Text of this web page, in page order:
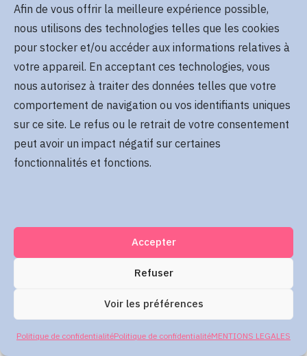
Afin de vous offrir la meilleure expérience possible,
nous utilisons des technologies telles que les cookies
pour stocker et/ou accéder aux informations relatives à
votre appareil. En acceptant ces technologies, vous
nous autorisez à traiter des données telles que votre
comportement de navigation ou vos identifiants uniques
sur ce site. Le refus ou le retrait de votre consentement
peut avoir un impact négatif sur certaines
fonctionnalités et fonctions.
Accepter
Refuser
Voir les préférences
Politique de confidentialitéPolitique de confidentialitéMENTIONS LEGALES
Se rappeler de moi
Mot de passe oublié
Me connecter